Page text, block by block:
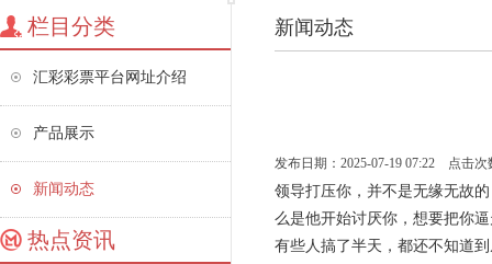
栏目分类
汇彩彩票平台网址介绍
产品展示
新闻动态
热点资讯
新闻动态
发布日期：2025-07-19 07:22 点击次
领导打压你，并不是无缘无故
么是他开始讨厌你，想要把你
有些人搞了半天，都还不知道